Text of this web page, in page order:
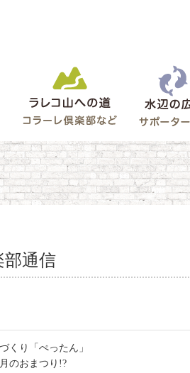
ラレコ山への道
部通信
くり「ぺったん」
のおまつり!?